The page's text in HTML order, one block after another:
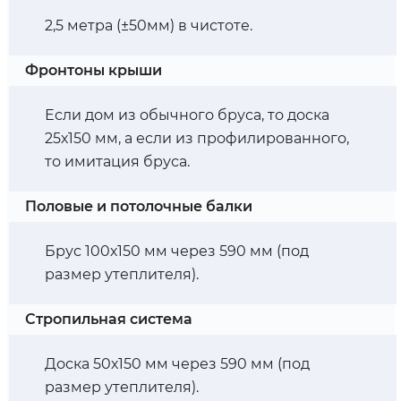
2,5 метра (±50мм) в чистоте.
Фронтоны крыши
Если дом из обычного бруса, то доска
25х150 мм, а если из профилированного,
то имитация бруса.
Половые и потолочные балки
Брус 100х150 мм через 590 мм (под
размер утеплителя).
Стропильная система
Доска 50х150 мм через 590 мм (под
размер утеплителя).